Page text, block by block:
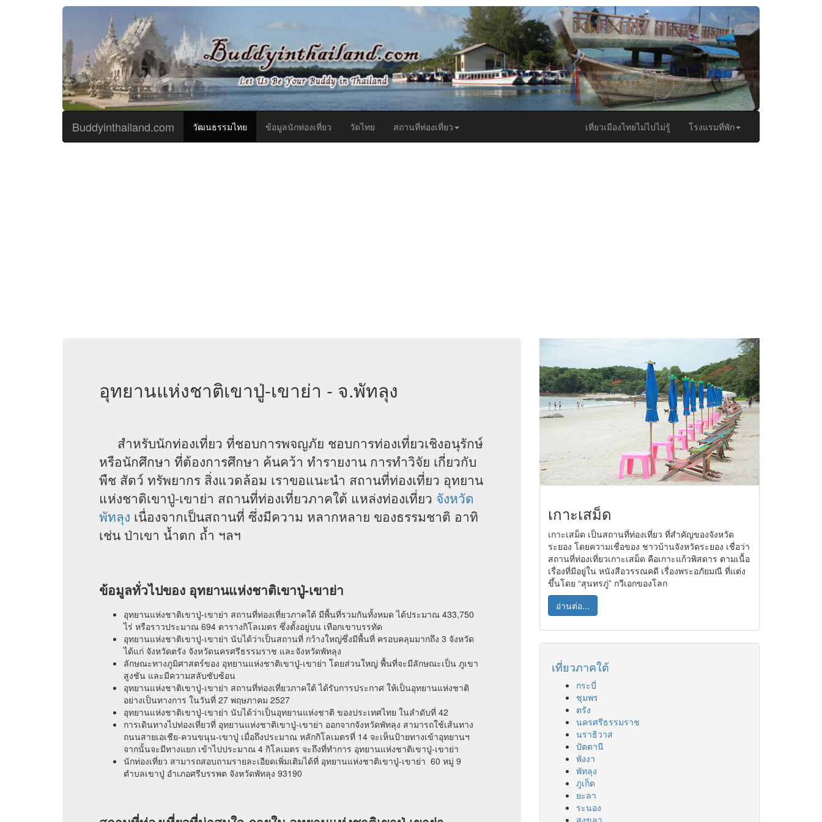
Buddyinthailand.com วัฒนธรรมไทย (current)ข้อมูลนักท่องเที่ยว วัดไทย สถานที่ท่องเที่ยว เที่ยวเมืองไทยไม่ไปไม่รู้ โรงแรมที่พัก
อุทยานแห่งชาติเขาปู่-เขาย่า - จ.พัทลุง
สำหรับนักท่องเที่ยว ที่ชอบการพจญภัย ชอบการท่องเที่ยวเชิงอนุรักษ์
หรือนักศึกษา ที่ต้องการศึกษา ค้นคว้า ทำรายงาน การทำวิจัย เกี่ยวกับ
พืช สัตว์ ทรัพยากร สิ่งแวดล้อม เราขอแนะนำ สถานที่ท่องเที่ยว อุทยาน
แห่งชาติเขาปู่-เขาย่า สถานที่ท่องเที่ยวภาคใต้ แหล่งท่องเที่ยว จังหวัด
พัทลุง เนื่องจากเป็นสถานที่ ซึ่งมีความ หลากหลาย ของธรรมชาติ อาทิ
เช่น ป่าเขา น้ำตก ถ้ำ ฯลฯ
ข้อมูลทั่วไปของ อุทยานแห่งชาติเขาปู่-เขาย่า
อุทยานแห่งชาติเขาปู่-เขาย่า สถานที่ท่องเที่ยวภาคใต้ มีพื้นที่รวมกันทั้งหมด ได้ประมาณ 433,750
ไร่ หรือราวประมาณ 694 ตารางกิโลเมตร ซึ่งตั้งอยู่บน เทือกเขาบรรทัด
อุทยานแห่งชาติเขาปู่-เขาย่า นับได้ว่าเป็นสถานที่ กว้างใหญ่ซึ่งมีพื้นที่ ครอบคลุมมากถึง 3 จังหวัด
ได้แก่ จังหวัดตรัง จังหวัดนครศรีธรรมราช และจังหวัดพัทลุง
ลักษณะทางภูมิศาสตร์ของ อุทยานแห่งชาติเขาปู่-เขาย่า โดยส่วนใหญ่ พื้นที่จะมีลักษณะเป็น ภูเขา
สูงชัน และมีความสลับซับซ้อน
อุทยานแห่งชาติเขาปู่-เขาย่า สถานที่ท่องเที่ยวภาคใต้ ได้รับการประกาศ ให้เป็นอุทยานแห่งชาติ
อย่างเป็นทางการ ในวันที่ 27 พฤษภาคม 2527
อุทยานแห่งชาติเขาปู่-เขาย่า นับได้ว่าเป็นอุทยานแห่งชาติ ของประเทศไทย ในลำดับที่ 42
การเดินทางไปท่องเที่ยวที่ อุทยานแห่งชาติเขาปู่-เขาย่า ออกจากจังหวัดพัทลุง สามารถใช้เส้นทาง
ถนนสายเอเชีย-ควนขนุน-เขาปู่ เมื่อถึงประมาณ หลักกิโลเมตรที่ 14 จะเห็นป้ายทางเข้าอุทยานฯ
จากนั้นจะมีทางแยก เข้าไปประมาณ 4 กิโลเมตร จะถึงที่ทำการ อุทยานแห่งชาติเขาปู่-เขาย่า
นักท่องเที่ยว สามารถสอบถามรายละเอียดเพิ่มเติมได้ที่ อุทยานแห่งชาติเขาปู่-เขาย่า 60 หมู่ 9
ตำบลเขาปู่ อำเภอศรีบรรพต จังหวัดพัทลุง 93190
เกาะเสม็ด
เกาะเสม็ด เป็นสถานที่ท่องเที่ยว ที่สำคัญของจังหวัด
ระยอง โดยความเชื่อของ ชาวบ้านจังหวัดระยอง เชื่อว่า
สถานที่ท่องเที่ยวเกาะเสม็ด คือเกาะแก้วพิสดาร ตามเนื้อ
เรื่องที่มีอยู่ใน หนังสือวรรณคดี เรื่องพระอภัยมณี ที่แต่ง
ขึ้นโดย “สุนทรภู่” กวีเอกของโลก
อ่านต่อ...
เที่ยวภาคใต้
กระบี่
ชุมพร
ตรัง
นครศรีธรรมราช
นราธิวาส
ปัตตานี
พังงา
พัทลุง
ภูเก็ต
ยะลา
ระนอง